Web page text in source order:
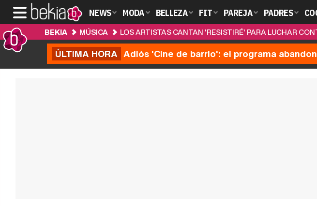
NEWS MODA BELLEZA FIT PAREJA PADRES
BEKIA MÚSICA LOS ARTISTAS CANTAN 'RESISTIRÉ' PARA LUCHAR
ÚLTIMA HORA Adiós 'Cine de barrio': el programa